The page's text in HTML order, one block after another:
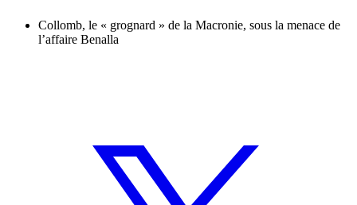
Collomb, le « grognard » de la Macronie, sous la menace de
l’affaire Benalla